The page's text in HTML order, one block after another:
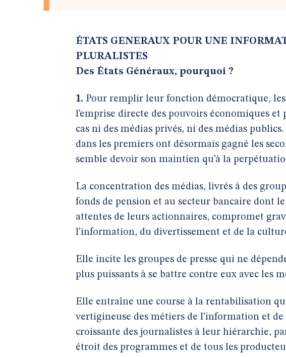
ÉTATS GENERAUX POUR UNE
PLURALISTES
Des États Généraux, pourquoi ?
1. Pour remplir leur fonction démocratique,
l’emprise directe des pouvoirs économiques
cas ni des médias privés, ni des médias
dans les premiers ont désormais gagné les
semble devoir son maintien qu’à la
La concentration des médias, livrés à des
fonds de pension et au secteur bancaire dont
attentes de leurs actionnaires, compromet
l’information, du divertissement et de la
Elle incite les groupes de presse qui ne
plus puissants à se battre contre eux avec les
Elle entraîne une course à la rentabilisation
vertigineuse des métiers de l’information et
croissante des journalistes à leur hiérarchie,
étroit des programmes et de tous les